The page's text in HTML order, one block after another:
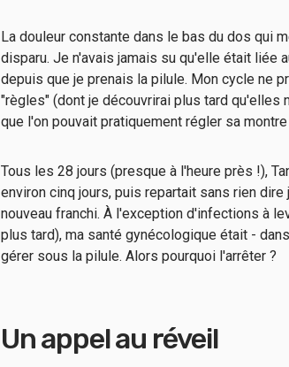
La douleur constante dans le bas du dos qui
disparu. Je n'avais jamais su qu'elle était liée
depuis que je prenais la pilule. Mon cycle ne
"règles" (dont je découvrirai plus tard qu'elles
que l'on pouvait pratiquement régler sa
Tous les 28 jours (presque à l'heure près !),
environ cinq jours, puis repartait sans rien
nouveau franchi. À l'exception d'infections à
plus tard), ma santé gynécologique était -
gérer sous la pilule. Alors pourquoi l'arrêter ?
Un appel au réveil